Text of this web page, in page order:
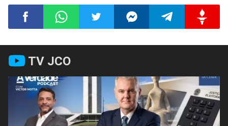
Compartilhar
no
Facebook
no
Whatsapp
no
Twitter
no
Messenger
no
Telegram
no
Gettr
TV JCO